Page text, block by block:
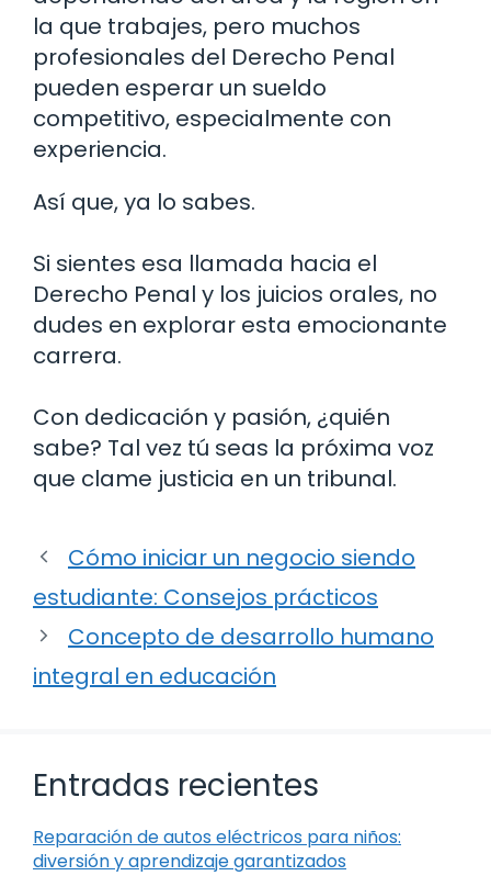
la que trabajes, pero muchos
profesionales del Derecho Penal
pueden esperar un sueldo
competitivo, especialmente con
experiencia.
Así que, ya lo sabes.
Si sientes esa llamada hacia el
Derecho Penal y los juicios orales, no
dudes en explorar esta emocionante
carrera.
Con dedicación y pasión, ¿quién
sabe? Tal vez tú seas la próxima voz
que clame justicia en un tribunal.
Cómo iniciar un negocio siendo
estudiante: Consejos prácticos
Concepto de desarrollo humano
integral en educación
Entradas recientes
Reparación de autos eléctricos para niños:
diversión y aprendizaje garantizados